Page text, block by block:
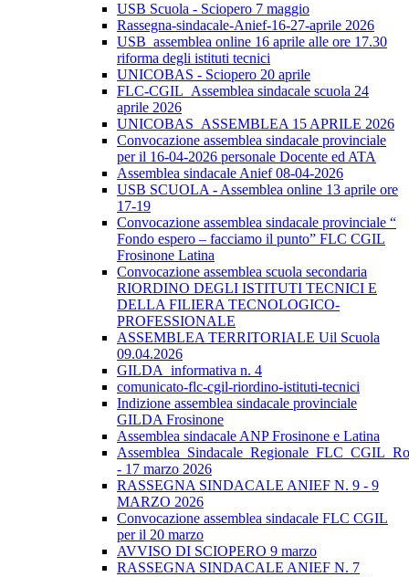
USB Scuola - Sciopero 7 maggio
Rassegna-sindacale-Anief-16-27-aprile 2026
USB_assemblea online 16 aprile alle ore 17.30
riforma degli istituti tecnici
UNICOBAS - Sciopero 20 aprile
FLC-CGIL_Assemblea sindacale scuola 24
aprile 2026
UNICOBAS_ASSEMBLEA 15 APRILE 2026
Convocazione assemblea sindacale provinciale
per il 16-04-2026 personale Docente ed ATA
Assemblea sindacale Anief 08-04-2026
USB SCUOLA - Assemblea online 13 aprile ore
17-19
Convocazione assemblea sindacale provinciale “
Fondo espero – facciamo il punto” FLC CGIL
Frosinone Latina
Convocazione assemblea scuola secondaria
RIORDINO DEGLI ISTITUTI TECNICI E
DELLA FILIERA TECNOLOGICO-
PROFESSIONALE
ASSEMBLEA TERRITORIALE Uil Scuola
09.04.2026
GILDA_informativa n. 4
comunicato-flc-cgil-riordino-istituti-tecnici
Indizione assemblea sindacale provinciale
GILDA Frosinone
Assemblea sindacale ANP Frosinone e Latina
- 17 marzo 2026
RASSEGNA SINDACALE ANIEF N. 9 - 9
MARZO 2026
Convocazione assemblea sindacale FLC CGIL
per il 20 marzo
AVVISO DI SCIOPERO 9 marzo
RASSEGNA SINDACALE ANIEF N. 7